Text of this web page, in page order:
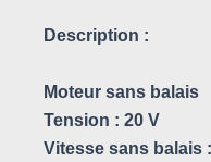
Description :
Moteur sans balais
Tension : 20 V
Vitesse sans balais